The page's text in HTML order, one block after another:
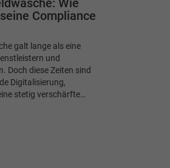
Wie
Compliance
galt lange als eine
und
Doch diese Zeiten sind
Digitalisierung,
stetig verschärfte…